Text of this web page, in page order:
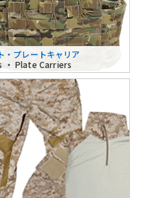
・プレートキャリア
・ Plate Carriers